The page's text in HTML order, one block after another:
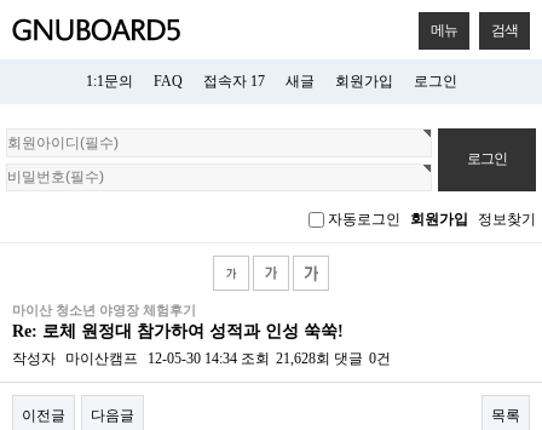
메뉴 검색
1:1문의 FAQ 접속자 17 새글 회원가입 로그인
회
원
로
자동로그인 회원가입 정보찾기
마이산 청소년 야영장 체험후기
Re: 로체 원정대 참가하여 성적과 인성 쑥쑥!
작성자 마이산캠프 12-05-30 14:34 조회 21,628회 댓글 0건
이전글 다음글 목록